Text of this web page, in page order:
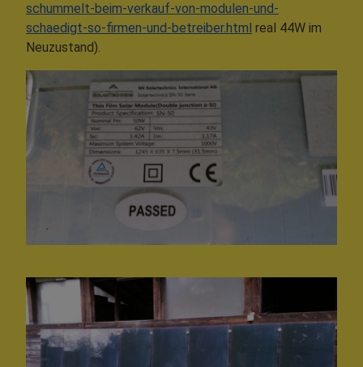
schummelt-beim-verkauf-von-modulen-und-
schaedigt-so-firmen-und-betreiber.html real 44W im
Neuzustand).